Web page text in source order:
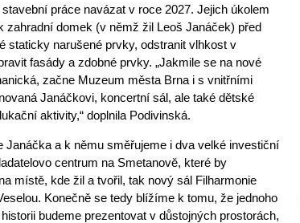
práce navázat v roce 2027. Jejich úkolem
zahradní domek (v němž žil Leoš Janáček) před
staticky narušené prvky, odstranit vlhkost v
fasády a zdobné prvky. „Jakmile se na nové
začne Muzeum města Brna i s vnitřními
Janáčkovi, koncertní sál, ale také dětské
aktivity,“ doplnila Podivinská.
Janáčka a k němu směřujeme i dva velké investiční
centrum na Smetanově, které by
místě, kde žil a tvořil, tak nový sál Filharmonie
Konečně se tedy blížíme k tomu, že jednoho
budeme prezentovat v důstojných prostorách,